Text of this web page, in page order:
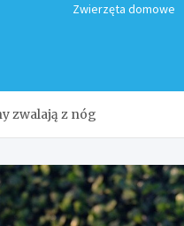
Zwierzęta domowe
zwalają z nóg